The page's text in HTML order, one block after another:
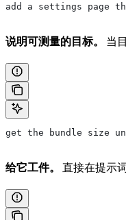
add a settings page
说明可测量的目标。 当
get the bundle size
给它工件。 直接在提示